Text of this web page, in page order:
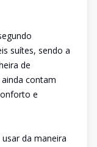
suítes, sendo a
de
contam
e
da maneira